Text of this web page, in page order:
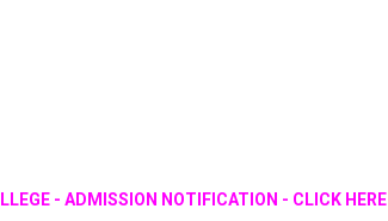
- ADMISSION NOTIFICATION - CLICK HERE